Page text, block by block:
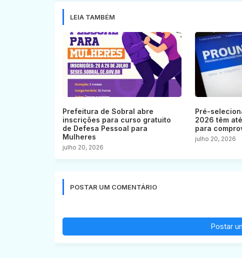
LEIA TAMBÉM
Prefeitura de Sobral abre
inscrições para curso gratuito
de Defesa Pessoal para
Mulheres
julho 20, 2026
Pré-
2026 têm
para
julho 20, 2026
POSTAR UM COMENTÁRIO
Postar